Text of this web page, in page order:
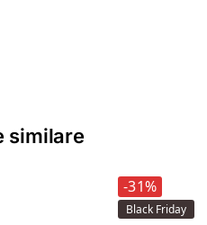
similare
-31%
Black Friday